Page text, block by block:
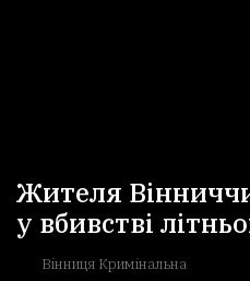
Жителя
у вбивстві
Вінниця Кримінальна